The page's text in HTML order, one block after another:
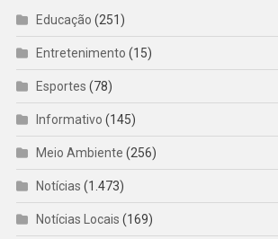
Educação (251)
Entretenimento (15)
Esportes (78)
Informativo (145)
Meio Ambiente (256)
Notícias (1.473)
Notícias Locais (169)